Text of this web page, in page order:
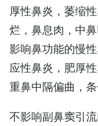
厚性鼻炎，萎缩
烂，鼻息肉，中
影响鼻功能的慢
应性鼻炎，肥厚
重鼻中隔偏曲，条
不影响副鼻窦引